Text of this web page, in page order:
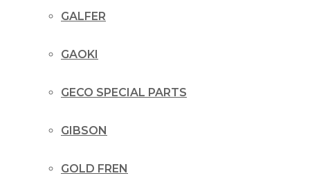
GALFER
GAOKI
GECO SPECIAL PARTS
GIBSON
GOLD FREN